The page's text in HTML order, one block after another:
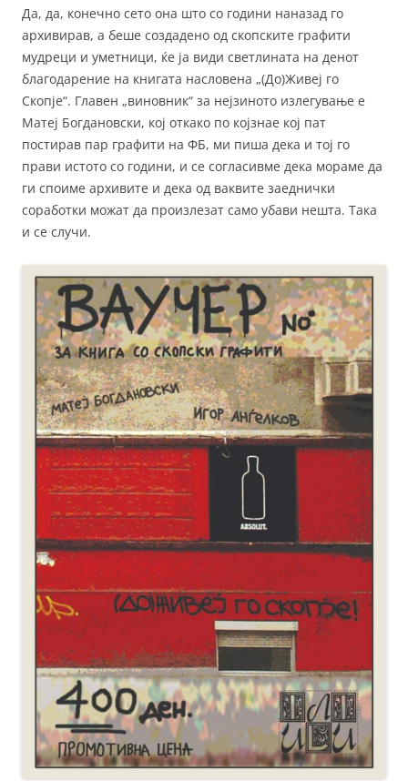
Да, да, конечно сето она што со години наназад го
архивирав, а беше создадено од скопските графити
мудреци и уметници, ќе ја види светлината на денот
благодарение на книгата насловена „(До)Живеј го
Скопје“. Главен „виновник“ за нејзиното излегување е
Матеј Богдановски, кој откако по којзнае кој пат
постирав пар графити на ФБ, ми пиша дека и тој го
прави истото со години, и се согласивме дека мораме да
ги споиме архивите и дека од ваквите заеднички
соработки можат да произлезат само убави нешта. Така
и се случи.